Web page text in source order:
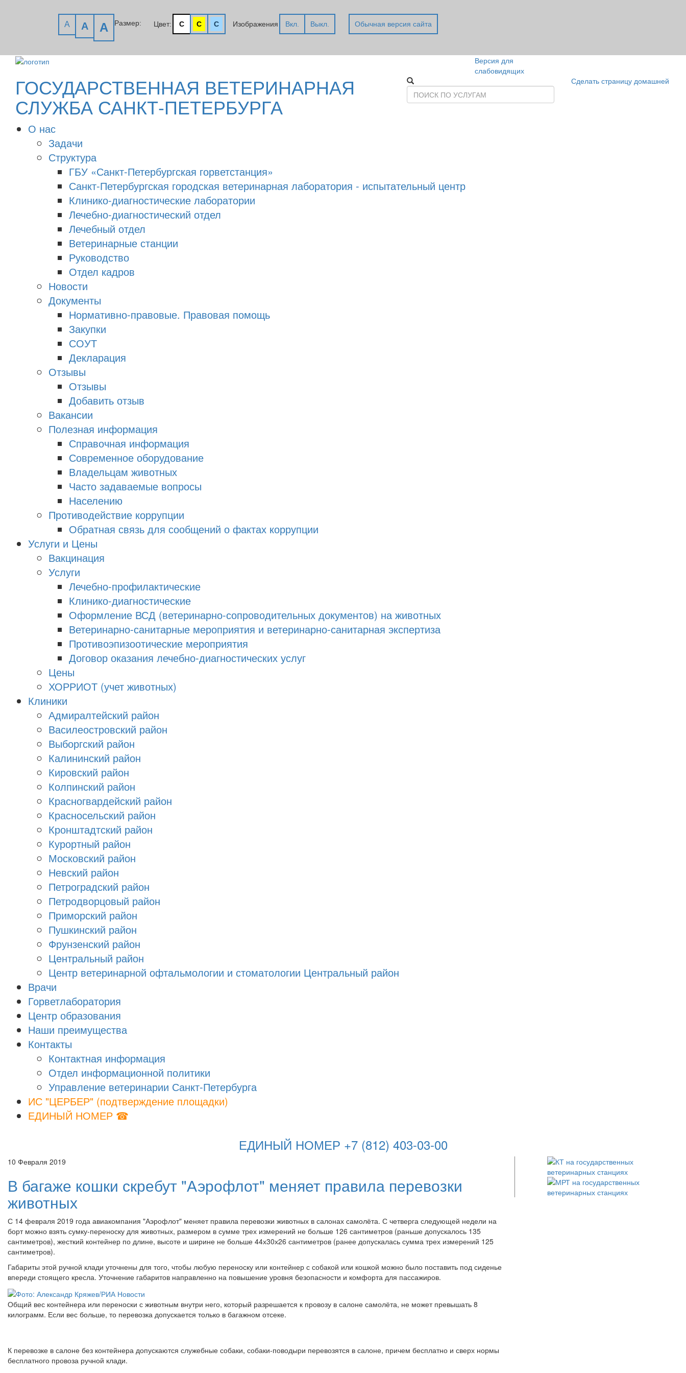
Размер:
A A A Цвет: C C C Изображения Вкл. Выкл. Обычная версия сайта
ГОСУДАРСТВЕННАЯ ВЕТЕРИНАРНАЯ
СЛУЖБА САНКТ-ПЕТЕРБУРГА
Версия для
слабовидящих
Сделать страницу домашней
О нас
Задачи
Структура
ГБУ «Санкт-Петербургская горветстанция»
Санкт-Петербургская городская ветеринарная лаборатория - испытательный центр
Клинико-диагностические лаборатории
Лечебно-диагностический отдел
Лечебный отдел
Ветеринарные станции
Руководство
Отдел кадров
Новости
Документы
Нормативно-правовые. Правовая помощь
Закупки
СОУТ
Декларация
Отзывы
Отзывы
Добавить отзыв
Вакансии
Полезная информация
Справочная информация
Современное оборудование
Владельцам животных
Часто задаваемые вопросы
Населению
Противодействие коррупции
Обратная связь для сообщений о фактах коррупции
Услуги и Цены
Вакцинация
Услуги
Лечебно-профилактические
Клинико-диагностические
Оформление ВСД (ветеринарно-сопроводительных документов) на животных
Ветеринарно-санитарные мероприятия и ветеринарно-санитарная экспертиза
Противоэпизоотические мероприятия
Договор оказания лечебно-диагностических услуг
Цены
ХОРРИОТ (учет животных)
Клиники
Адмиралтейский район
Василеостровский район
Выборгский район
Калининский район
Кировский район
Колпинский район
Красногвардейский район
Красносельский район
Кронштадтский район
Курортный район
Московский район
Невский район
Петроградский район
Петродворцовый район
Приморский район
Пушкинский район
Фрунзенский район
Цeнтральный район
Центр ветеринарной офтальмологии и стоматологии Центральный район
Врачи
Горветлаборатория
Центр образования
Наши преимущества
Контакты
Контактная информация
Отдел информационной политики
Управление ветеринарии Санкт-Петербурга
ИС "ЦЕРБЕР" (подтверждение площадки)
ЕДИНЫЙ НОМЕР ☎
ЕДИНЫЙ НОМЕР +7 (812) 403-03-00
10 Февраля 2019
В багаже кошки скребут "Аэрофлот" меняет правила перевозки
животных
С 14 февраля 2019 года авиакомпания "Аэрофлот" меняет правила перевозки животных в салонах самолёта. С четверга следующей недели на
борт можно взять сумку-переноску для животных, размером в сумме трех измерений не больше 126 сантиметров (раньше допускалось 135
сантиметров), жесткий контейнер по длине, высоте и ширине не больше 44х30х26 сантиметров (ранее допускалась сумма трех измерений 125
сантиметров).
Габариты этой ручной клади уточнены для того, чтобы любую переноску или контейнер с собакой или кошкой можно было поставить под сиденье
впереди стоящего кресла. Уточнение габаритов направленно на повышение уровня безопасности и комфорта для пассажиров.
Общий вес контейнера или переноски с животным внутри него, который разрешается к провозу в салоне самолёта, не может превышать 8
килограмм. Если вес больше, то перевозка допускается только в багажном отсеке.
К перевозке в салоне без контейнера допускаются служебные собаки, собаки-поводыри перевозятся в салоне, причем бесплатно и сверх нормы
бесплатного провоза ручной клади.